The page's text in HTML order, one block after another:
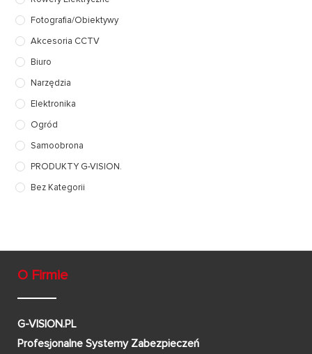
Fotografia/Obiektywy
Akcesoria CCTV
Biuro
Narzędzia
Elektronika
Ogród
Samoobrona
PRODUKTY G-VISION.
Bez Kategorii
O Firmie
G-VISION.PL
Profesjonalne Systemy Zabezpieczeń